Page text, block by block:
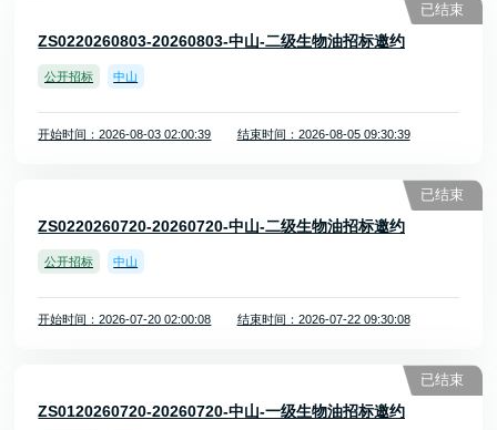
ZS0220260803-20260803-中山-二级生物油招标邀约
公开招标 中山
开始时间：2026-08-03 02:00:39 结束时间：2026-08-05 09:30:39
已结束
ZS0220260720-20260720-中山-二级生物油招标邀约
公开招标 中山
开始时间：2026-07-20 02:00:08 结束时间：2026-07-22 09:30:08
已结束
ZS0120260720-20260720-中山-一级生物油招标邀约
已结束